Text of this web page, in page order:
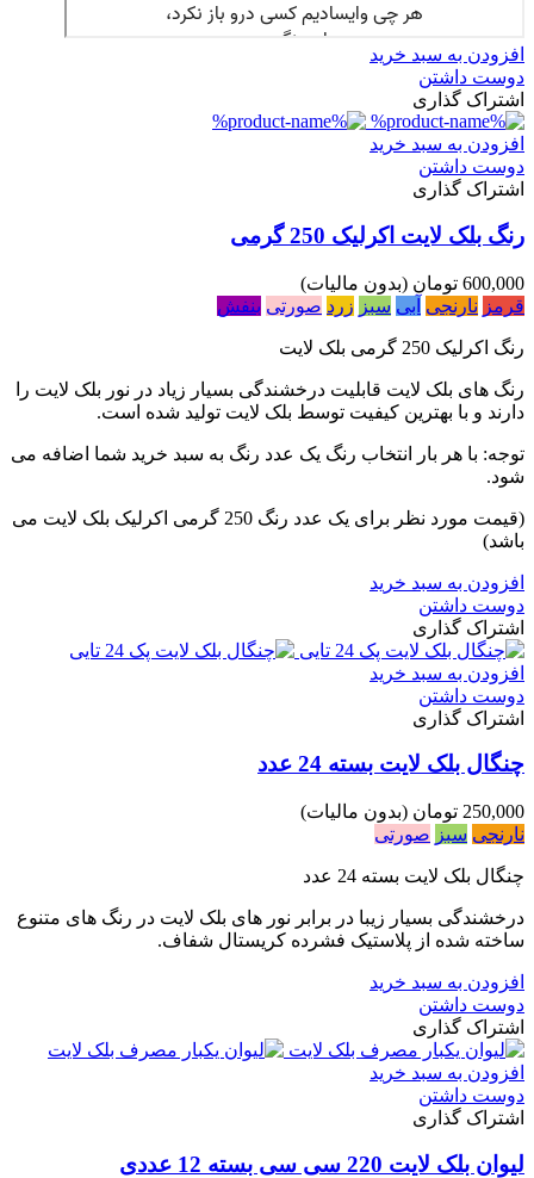
افزودن به سبد خرید
دوست داشتن
اشتراک گذاری
افزودن به سبد خرید
دوست داشتن
اشتراک گذاری
رنگ بلک لایت اکرلیک 250 گرمی
600,000 تومان
(بدون مالیات)
قرمز نارنجی آبی سبز زرد صورتی بنفش
رنگ اکرلیک 250 گرمی بلک لایت
رنگ های بلک لایت قابلیت درخشندگی بسیار زیاد در نور بلک لایت را
دارند و با بهترین کیفیت توسط بلک لایت تولید شده است.
توجه: با هر بار انتخاب رنگ یک عدد رنگ به سبد خرید شما اضافه می
شود.
(قیمت مورد نظر برای یک عدد رنگ 250 گرمی اکرلیک بلک لایت می
باشد)
افزودن به سبد خرید
دوست داشتن
اشتراک گذاری
افزودن به سبد خرید
دوست داشتن
اشتراک گذاری
چنگال بلک لایت بسته 24 عدد
250,000 تومان
(بدون مالیات)
نارنجی سبز صورتی
چنگال بلک لایت بسته 24 عدد
درخشندگی بسیار زیبا در برابر نور های بلک لایت در رنگ های متنوع
ساخته شده از پلاستیک فشرده کریستال شفاف.
افزودن به سبد خرید
دوست داشتن
اشتراک گذاری
افزودن به سبد خرید
دوست داشتن
اشتراک گذاری
لیوان بلک لایت 220 سی سی بسته 12 عددی